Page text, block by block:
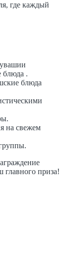
где каждый
блюда .
блюда
на свежем
главного приза!